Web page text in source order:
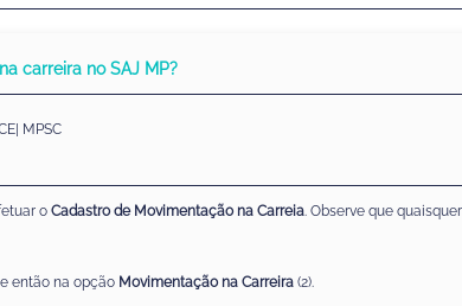
carreira no SAJ MP?
MPSC
o Cadastro de Movimentação na Carreia. Observe que
e então na opção Movimentação na Carreira (2).